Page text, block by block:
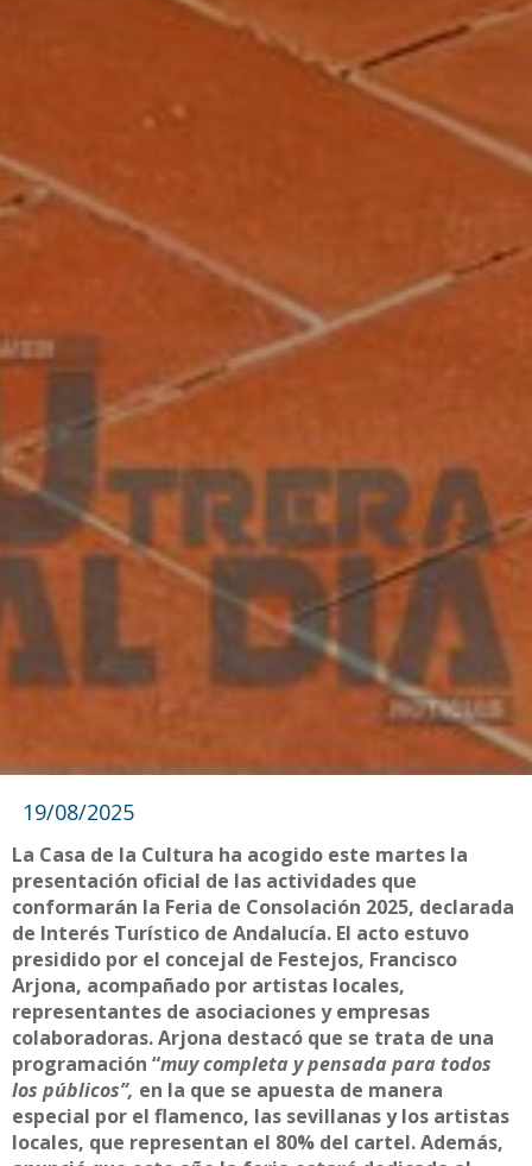
19/08/2025
La Casa de la Cultura ha acogido este martes la
presentación oficial de las actividades que
conformarán la Feria de Consolación 2025, declarada
de Interés Turístico de Andalucía. El acto estuvo
presidido por el concejal de Festejos, Francisco
Arjona, acompañado por artistas locales,
representantes de asociaciones y empresas
colaboradoras. Arjona destacó que se trata de una
programación “muy completa y pensada para todos
los públicos”, en la que se apuesta de manera
especial por el flamenco, las sevillanas y los artistas
locales, que representan el 80% del cartel. Además,